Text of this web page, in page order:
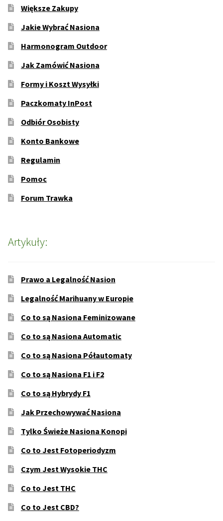
Większe Zakupy
Jakie Wybrać Nasiona
Harmonogram Outdoor
Jak Zamówić Nasiona
Formy i Koszt Wysyłki
Paczkomaty InPost
Odbiór Osobisty
Konto Bankowe
Regulamin
Pomoc
Forum Trawka
Artykuły:
Prawo a Legalność Nasion
Legalność Marihuany w Europie
Co to są Nasiona Feminizowane
Co to są Nasiona Automatic
Co to są Nasiona Półautomaty
Co to są Nasiona F1 i F2
Co to są Hybrydy F1
Jak Przechowywać Nasiona
Tylko Świeże Nasiona Konopi
Co to Jest Fotoperiodyzm
Czym Jest Wysokie THC
Co to Jest THC
Co to Jest CBD?